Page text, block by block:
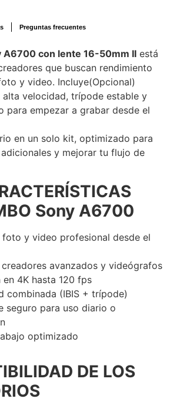
Preguntas frecuentes
A6700 con lente 16-50mm II está
que buscan rendimiento
y video. Incluye(Opcional)
alta velocidad, trípode estable y
para empezar a grabar desde el
en un solo kit, optimizado para
y mejorar tu flujo de
Sony A6700
foto y video profesional desde el
creadores avanzados y videógrafos
en 4K hasta 120 fps
combinada (IBIS + trípode)
seguro para uso diario o
optimizado
DE LOS